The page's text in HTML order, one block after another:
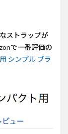
ストラップが
で一番評価の
シンプル ブラ